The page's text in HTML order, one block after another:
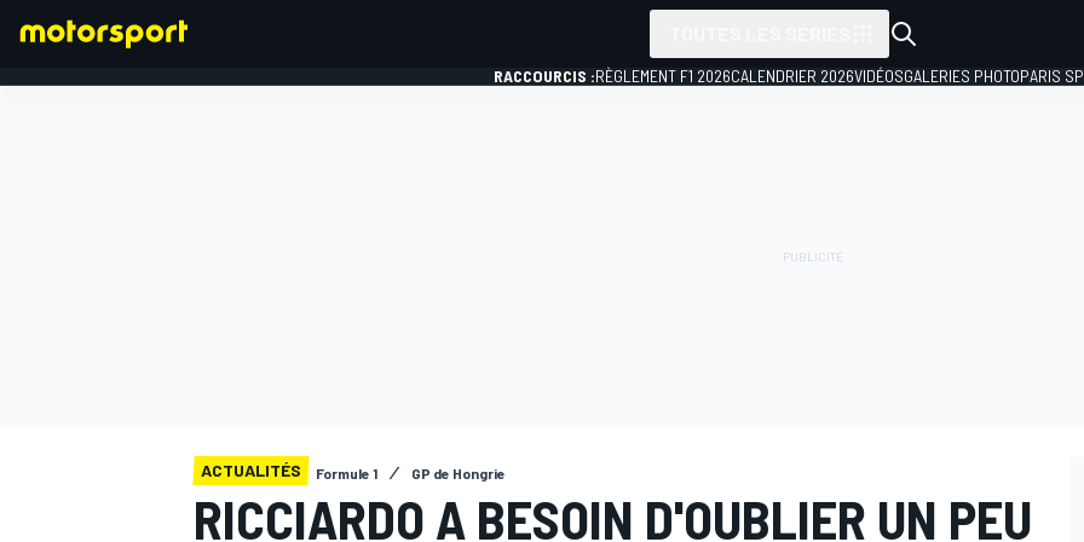
RACCOURCIS :RÈGLEMENT F1 2026CALENDRIER 2026VIDÉOSGALERIES PHOTOPARIS
ACTUALITÉS Formule 1 GP de Hongrie
RICCIARDO A BESOIN D'OUBLIER UN PEU